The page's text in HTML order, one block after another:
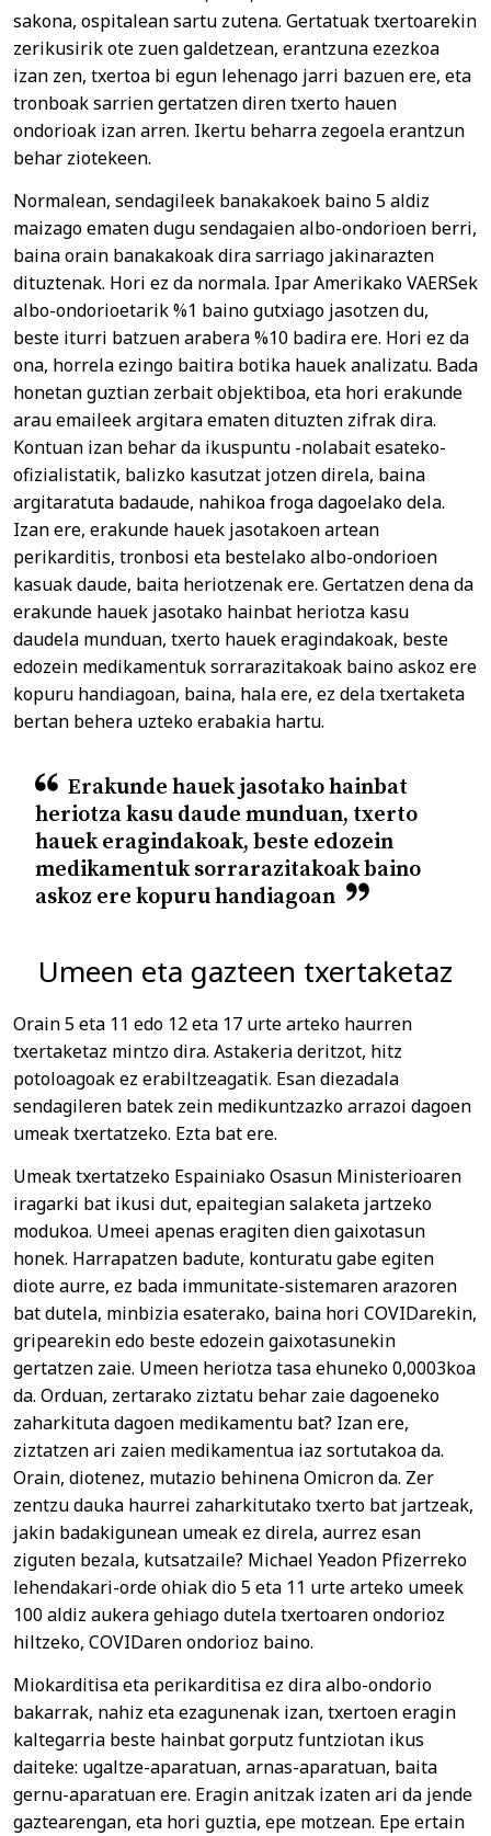
sakona, ospitalean sartu zutena. Gertatuak txertoarekin
zerikusirik ote zuen galdetzean, erantzuna ezezkoa
izan zen, txertoa bi egun lehenago jarri bazuen ere, eta
tronboak sarrien gertatzen diren txerto hauen
ondorioak izan arren. Ikertu beharra zegoela erantzun
behar ziotekeen.
Normalean, sendagileek banakakoek baino 5 aldiz
maizago ematen dugu sendagaien albo-ondorioen berri,
baina orain banakakoak dira sarriago jakinarazten
dituztenak. Hori ez da normala. Ipar Amerikako VAERSek
albo-ondorioetarik %1 baino gutxiago jasotzen du,
beste iturri batzuen arabera %10 badira ere. Hori ez da
ona, horrela ezingo baitira botika hauek analizatu. Bada
honetan guztian zerbait objektiboa, eta hori erakunde
arau emaileek argitara ematen dituzten zifrak dira.
Kontuan izan behar da ikuspuntu -nolabait esateko-
ofizialistatik, balizko kasutzat jotzen direla, baina
argitaratuta badaude, nahikoa froga dagoelako dela.
Izan ere, erakunde hauek jasotakoen artean
perikarditis, tronbosi eta bestelako albo-ondorioen
kasuak daude, baita heriotzenak ere. Gertatzen dena da
erakunde hauek jasotako hainbat heriotza kasu
daudela munduan, txerto hauek eragindakoak, beste
edozein medikamentuk sorrarazitakoak baino askoz ere
kopuru handiagoan, baina, hala ere, ez dela txertaketa
bertan behera uzteko erabakia hartu.
Erakunde hauek jasotako hainbat
heriotza kasu daude munduan, txerto
hauek eragindakoak, beste edozein
medikamentuk sorrarazitakoak baino
askoz ere kopuru handiagoan
Umeen eta gazteen txertaketaz
Orain 5 eta 11 edo 12 eta 17 urte arteko haurren
txertaketaz mintzo dira. Astakeria deritzot, hitz
potoloagoak ez erabiltzeagatik. Esan diezadala
sendagileren batek zein medikuntzazko arrazoi dagoen
umeak txertatzeko. Ezta bat ere.
Umeak txertatzeko Espainiako Osasun Ministerioaren
iragarki bat ikusi dut, epaitegian salaketa jartzeko
modukoa. Umeei apenas eragiten dien gaixotasun
honek. Harrapatzen badute, konturatu gabe egiten
diote aurre, ez bada immunitate-sistemaren arazoren
bat dutela, minbizia esaterako, baina hori COVIDarekin,
gripearekin edo beste edozein gaixotasunekin
gertatzen zaie. Umeen heriotza tasa ehuneko 0,0003koa
da. Orduan, zertarako ziztatu behar zaie dagoeneko
zaharkituta dagoen medikamentu bat? Izan ere,
ziztatzen ari zaien medikamentua iaz sortutakoa da.
Orain, diotenez, mutazio behinena Omicron da. Zer
zentzu dauka haurrei zaharkitutako txerto bat jartzeak,
jakin badakigunean umeak ez direla, aurrez esan
ziguten bezala, kutsatzaile? Michael Yeadon Pfizerreko
lehendakari-orde ohiak dio 5 eta 11 urte arteko umeek
100 aldiz aukera gehiago dutela txertoaren ondorioz
hiltzeko, COVIDaren ondorioz baino.
Miokarditisa eta perikarditisa ez dira albo-ondorio
bakarrak, nahiz eta ezagunenak izan, txertoen eragin
kaltegarria beste hainbat gorputz funtziotan ikus
daiteke: ugaltze-aparatuan, arnas-aparatuan, baita
gernu-aparatuan ere. Eragin anitzak izaten ari da jende
gaztearengan, eta hori guztia, epe motzean. Epe ertain